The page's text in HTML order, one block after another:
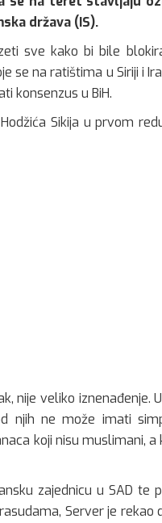
država (IS).
sve kako bi bile
se na ratištima u Siriji i
konsenzus u BiH.
Sikija u prvom
nije veliko iznenađenje.
njih ne može imati
koji nisu muslimani, a
zajednicu u SAD te
Server je rekao